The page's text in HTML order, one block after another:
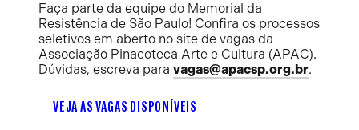
Faça parte da equipe do Memorial da
Resistência de São Paulo! Confira os processos
seletivos em aberto no site de vagas da
Associação Pinacoteca Arte e Cultura (APAC).
Dúvidas, escreva para vagas@apacsp.org.br.
VEJA AS VAGAS DISPONÍVEIS